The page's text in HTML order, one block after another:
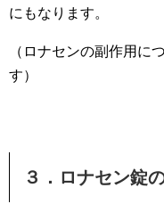
にもなります。
（ロナセンの副作用に
す）
３．ロナセン錠